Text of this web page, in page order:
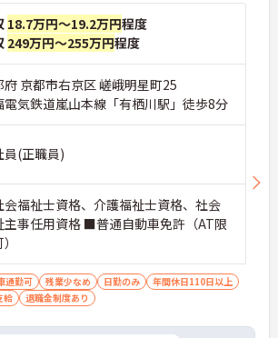
18.7万円～19.2万円程度
249万円～255万円程度
府 京都市右京区 嵯峨明星町25
電気鉄道嵐山本線「有栖川駅」徒歩8分
員(正職員)
福祉士資格、介護福祉士資格、社会
主事任用資格 ■普通自動車免許（AT限
通勤可 残業少なめ 日勤のみ
年間休日110日以上
給 退職金制度あり